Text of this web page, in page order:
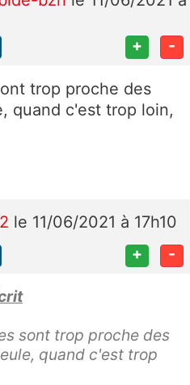
+ -
trop proche des
quand c'est trop loin,
le 11/06/2021 à 17h10
+ -
sont trop proche des
quand c'est trop